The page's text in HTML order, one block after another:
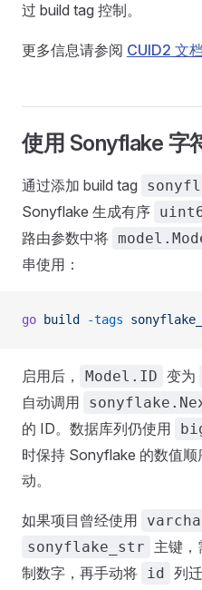
过 build tag 控制。
更多信息请参阅 CUID2 文档
使用 Sonyflake 字
通过添加 build tag
Sonyflake 生成有序
路由参数中将
串使用：
go build -tags
启用后， Model.ID 变为
自动调用
的 ID。数据库列仍使用
时保持 Sonyflake 的数值
动。
如果项目曾经使用
sonyflake_str
主键
制数字，再手动将 id 列